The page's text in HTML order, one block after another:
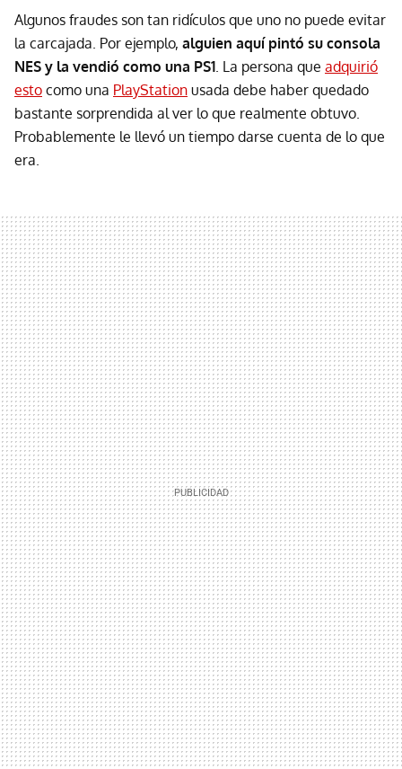
Algunos fraudes son tan ridículos que uno no puede evitar
la carcajada. Por ejemplo, alguien aquí pintó su consola
NES y la vendió como una PS1. La persona que adquirió
esto como una PlayStation usada debe haber quedado
bastante sorprendida al ver lo que realmente obtuvo.
Probablemente le llevó un tiempo darse cuenta de lo que
era.